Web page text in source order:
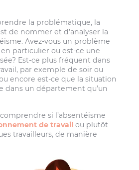
la problématique, la
de nommer et d’analyser la
Avez-vous un problème
particulier ou est-ce une
Est-ce plus fréquent dans
par exemple de soir ou
encore est-ce que la situation
dans un département qu’un
si l’absentéisme
de travail ou plutôt
travailleurs, de manière